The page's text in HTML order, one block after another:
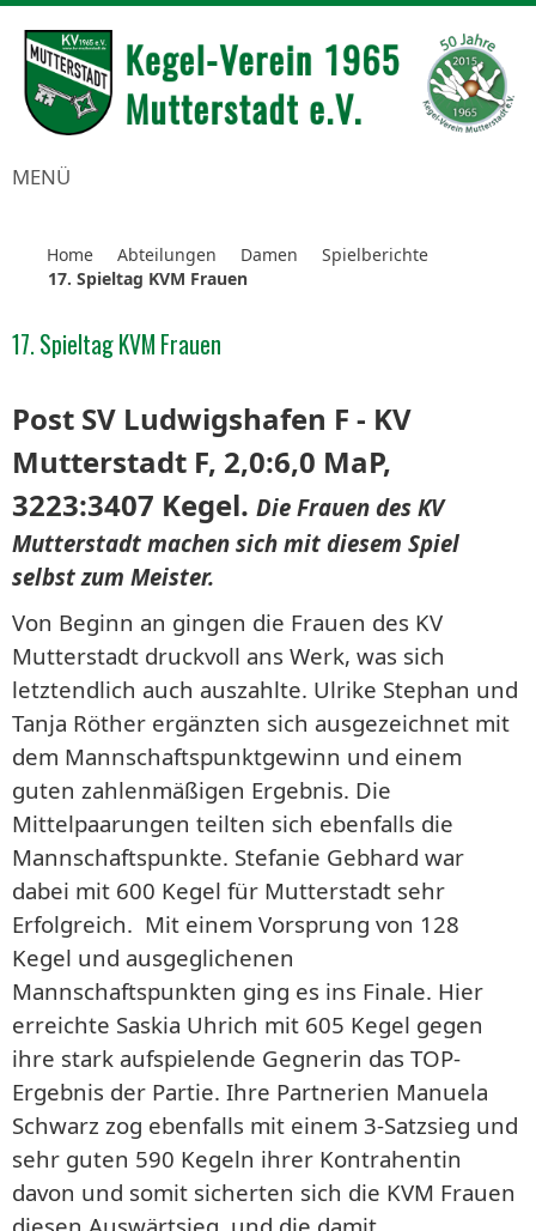
MENÜ
Home Abteilungen Damen
Spielberichte
17. Spieltag KVM Frauen
17. Spieltag KVM Frauen
Post SV Ludwigshafen F - KV
Mutterstadt F, 2,0:6,0 MaP,
3223:3407 Kegel. Die Frauen des KV
Mutterstadt machen sich mit diesem Spiel
selbst zum Meister.
Von Beginn an gingen die Frauen des KV
Mutterstadt druckvoll ans Werk, was sich
letztendlich auch auszahlte. Ulrike Stephan und
Tanja Röther ergänzten sich ausgezeichnet mit
dem Mannschaftspunktgewinn und einem
guten zahlenmäßigen Ergebnis. Die
Mittelpaarungen teilten sich ebenfalls die
Mannschaftspunkte. Stefanie Gebhard war
dabei mit 600 Kegel für Mutterstadt sehr
Erfolgreich. Mit einem Vorsprung von 128
Kegel und ausgeglichenen
Mannschaftspunkten ging es ins Finale. Hier
erreichte Saskia Uhrich mit 605 Kegel gegen
ihre stark aufspielende Gegnerin das TOP-
Ergebnis der Partie. Ihre Partnerien Manuela
Schwarz zog ebenfalls mit einem 3-Satzsieg und
sehr guten 590 Kegeln ihrer Kontrahentin
davon und somit sicherten sich die KVM Frauen